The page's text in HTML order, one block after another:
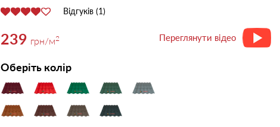
Відгуків (1)
239 грн/м2 Переглянути відео
Оберіть колір